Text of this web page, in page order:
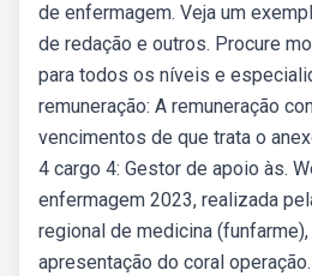
de enfermagem. Veja um
de redação e outros. Procure
para todos os níveis e
remuneração: A remuneração
vencimentos de que trata o
4 cargo 4: Gestor de apoio às.
enfermagem 2023, realizada
regional de medicina
apresentação do coral